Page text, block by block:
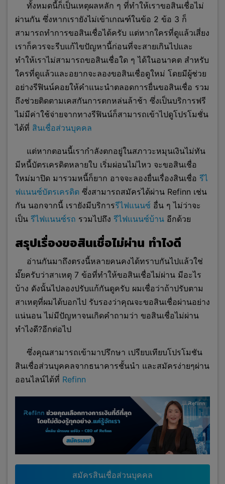
ทั้งหมดนี้ก็เป็นเหตุผลหลัก ๆ ที่ทำให้เราขอสินเชื่อไม่
ผ่านกัน ซึ่งหากเรายังไม่เข้าเกณฑ์ในข้อ 2 ข้อ 3 ก็
สามารถทำการขอสินเชื่อได้ครับ แต่หากใครที่ดูแล้วเสี่ยง
เราก็ควรจะรีบแก้ไขปัญหานี้ก่อนที่จะสายเกินไปและ
ทำให้เราไม่สามารถขอสินเชื่อใด ๆ ได้ในอนาคต สำหรับ
ใครที่ดูแล้วและอยากจะลองขอสินเชื่อดูใหม่ โดยมีผู้ช่วย
อย่างรีฟินน์คอยให้คำแนะนำตลอดการยื่นขอสินเชื่อ รวม
ถึงช่วยติดตามเคสกันการตกหล่นล้าช้า ซึ่งเป็นบริการฟรี
ไม่มีค่าใช้จ่ายจากทางรีฟินน์ก็สามารถเข้าไปดูโปรโมชั่น
ได้ที่ สินเชื่อส่วนบุคคล
แต่หากตอนนี้เรากำลังตกอยู่ในสภาวะหมุนเงินไม่ทัน
มีหนี้บัตรเครดิตหลายใบ เริ่มผ่อนไม่ไหว จะขอสินเชื่อ
ใหม่มาปิด มารวมหนี้ก็ยาก อาจจะลองยื่นเรื่องสินเชื่อ รีไ
ฟแนนซ์บัตรเครดิต ซึ่งสามารถสมัครได้ผ่าน Refinn เช่น
กัน นอกจากนี้ เรายังมีบริการรีไฟแนนซ์ อื่น ๆ ไม่ว่าจะ
เป็น รีไฟแนนซ์รถ รวมไปถึง รีไฟแนนซ์บ้าน อีกด้วย
สรุปเรื่องขอสินเชื่อไม่ผ่าน ทำไงดี
อ่านกันมาถึงตรงนี้หลายคนคงได้ทราบกันไปแล้วใช่
มั๊ยครับว่าสาเหตุ 7 ข้อที่ทำให้ขอสินเชื่อไม่ผ่าน มีอะไร
บ้าง ดังนั้นไปลองปรับแก้กันดูครับ ผมเชื่อว่าถ้าปรับตาม
สาเหตุที่ผมได้บอกไป รับรองว่าคุณจะขอสินเชื่อผ่านอย่าง
แน่นอน ไม่มีปัญหาจนเกิดคำถามว่า ขอสินเชื่อไม่ผ่าน
ทำไงดี?อีกต่อไป
ซึ่งคุณสามารถเข้ามาปรึกษา เปรียบเทียบโปรโมชัน
สินเชื่อส่วนบุคคลจากธนาคารชั้นนำ และสมัครง่ายๆผ่าน
ออนไลน์ได้ที่ Refinn
สมัครสินเชื่อส่วนบุคคล